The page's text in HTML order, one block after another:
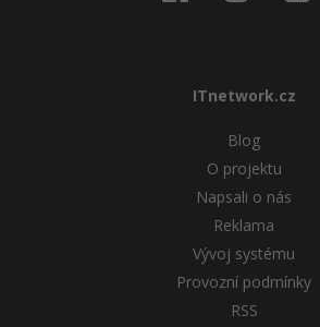
ITnetwork.cz
Blog
O projektu
Napsali o nás
Reklama
Vývoj systému
Provozní podmínky
RSS